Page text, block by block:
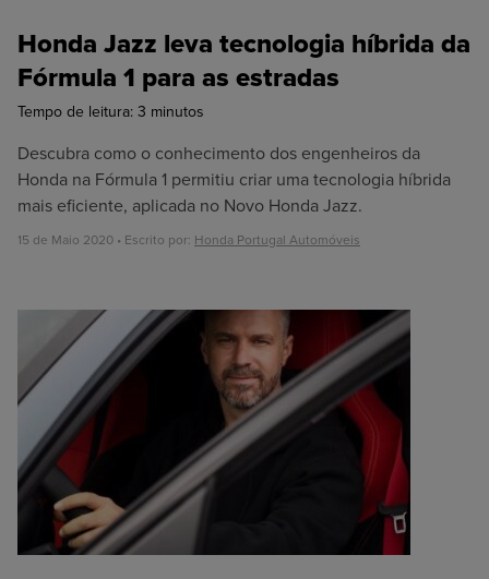
Honda Jazz leva tecnologia híbrida da
Fórmula 1 para as estradas
Tempo de leitura: 3 minutos
Descubra como o conhecimento dos engenheiros da
Honda na Fórmula 1 permitiu criar uma tecnologia híbrida
mais eficiente, aplicada no Novo Honda Jazz.
15 de Maio 2020 • Escrito por: Honda Portugal Automóveis